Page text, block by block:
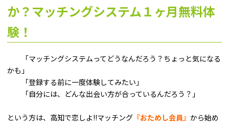
か？マッチングシステム１ヶ月無料体
験！
「マッチングシステムってどうなんだろう？ちょっと気になる
かも」
「登録する前に一度体験してみたい」
「自分には、どんな出会い方が合っているんだろう？」
という方は、高知で恋しよ!!マッチング 『おためし会員』 から始め